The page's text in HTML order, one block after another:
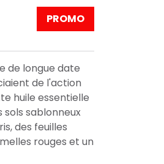
PROMO
de longue date
de l'action
huile essentielle
sablonneux
des feuilles
rouges et un